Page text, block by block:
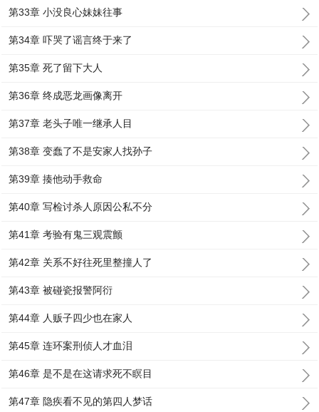
第33章 小没良心妹妹往事
第34章 吓哭了谣言终于来了
第35章 死了留下大人
第36章 终成恶龙画像离开
第37章 老头子唯一继承人目
第38章 变蠢了不是安家人找孙子
第39章 揍他动手救命
第40章 写检讨杀人原因公私不分
第41章 考验有鬼三观震颤
第42章 关系不好往死里整撞人了
第43章 被碰瓷报警阿衍
第44章 人贩子四少也在家人
第45章 连环案刑侦人才血泪
第46章 是不是在这请求死不瞑目
第47章 隐疾看不见的第四人梦话